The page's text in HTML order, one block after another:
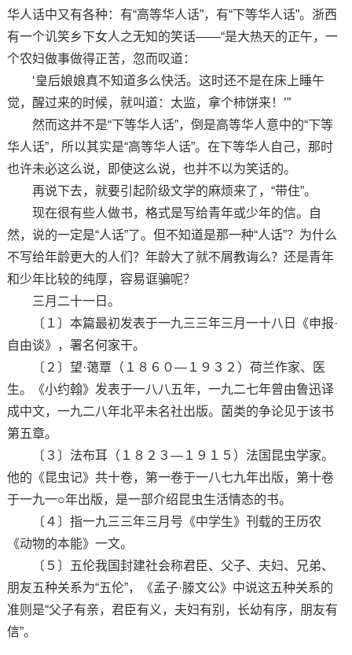
华人话中又有各种：有“高等华人话”，有“下等华人话”。浙西
有一个讥笑乡下女人之无知的笑话——“是大热天的正午，一
个农妇做事做得正苦，忽而叹道：
‘皇后娘娘真不知道多么快活。这时还不是在床上睡午
觉，醒过来的时候，就叫道：太监，拿个柿饼来！’”
然而这并不是“下等华人话”，倒是高等华人意中的“下等
华人话”，所以其实是“高等华人话”。在下等华人自己，那时
也许未必这么说，即使这么说，也并不以为笑话的。
再说下去，就要引起阶级文学的麻烦来了，“带住”。
现在很有些人做书，格式是写给青年或少年的信。自
然，说的一定是“人话”了。但不知道是那一种“人话”？为什么
不写给年龄更大的人们？年龄大了就不屑教诲么？还是青年
和少年比较的纯厚，容易诓骗呢？
三月二十一日。
〔１〕本篇最初发表于一九三三年三月一十八日《申报·
自由谈》，署名何家干。
〔２〕望·蔼覃（１８６０—１９３２）荷兰作家、医
生。《小约翰》发表于一八八五年，一九二七年曾由鲁迅译
成中文，一九二八年北平未名社出版。菌类的争论见于该书
第五章。
〔３〕法布耳（１８２３—１９１５）法国昆虫学家。
他的《昆虫记》共十卷，第一卷于一八七九年出版，第十卷
于一九一○年出版，是一部介绍昆虫生活情态的书。
〔４〕指一九三三年三月号《中学生》刊载的王历农
《动物的本能》一文。
〔５〕五伦我国封建社会称君臣、父子、夫妇、兄弟、
朋友五种关系为“五伦”，《孟子·滕文公》中说这五种关系的
准则是“父子有亲，君臣有义，夫妇有别，长幼有序，朋友有
信”。